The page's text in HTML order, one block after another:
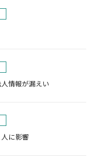
情報が漏えい
に影響